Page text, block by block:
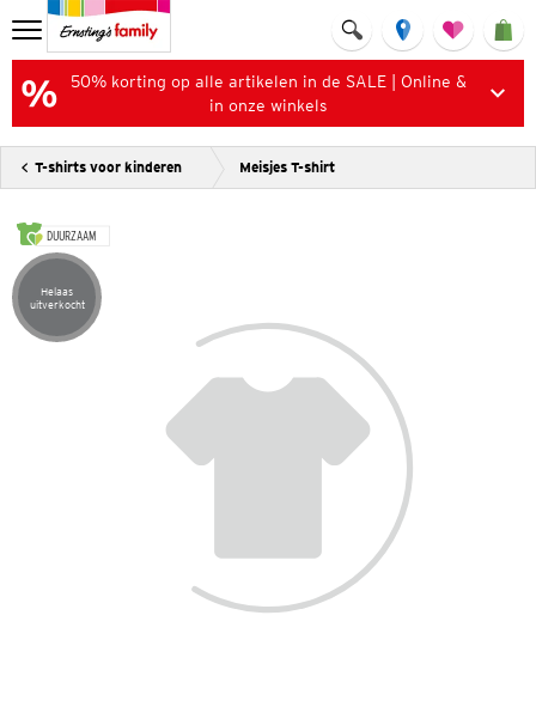
50% korting op alle artikelen in de SALE | Online &
in onze winkels
T-shirts voor kinderen Meisjes T-shirt
DUURZAAM
Artikel helaas uitverkocht
Helaas
uitverkocht